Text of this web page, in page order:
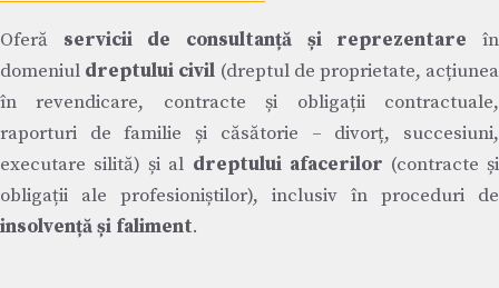
Oferă servicii de consultanță și reprezentare în
domeniul dreptului civil (dreptul de proprietate, acțiunea
în revendicare, contracte și obligații contractuale,
raporturi de familie și căsătorie – divorț, succesiuni,
executare silită) și al dreptului afacerilor (contracte și
obligații ale profesioniștilor), inclusiv în proceduri de
insolvență și faliment.